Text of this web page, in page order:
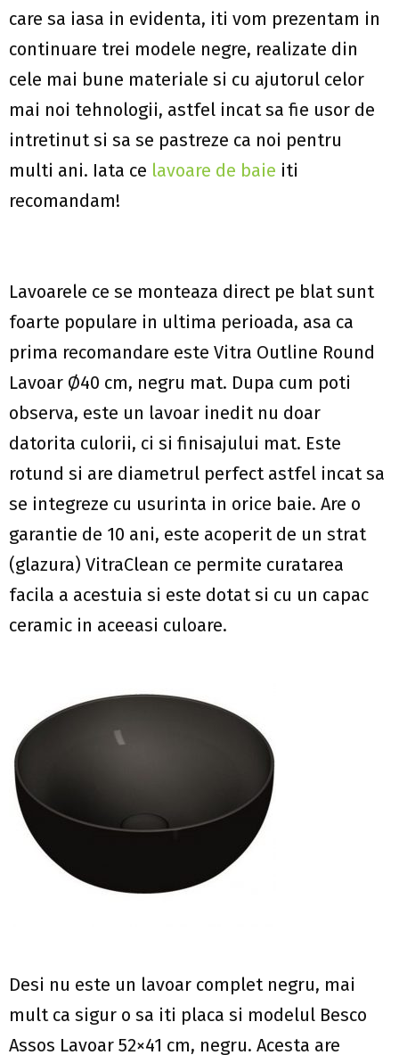
care sa iasa in evidenta, iti vom prezentam in
continuare trei modele negre, realizate din
cele mai bune materiale si cu ajutorul celor
mai noi tehnologii, astfel incat sa fie usor de
intretinut si sa se pastreze ca noi pentru
multi ani. Iata ce lavoare de baie iti
recomandam!
Lavoarele ce se monteaza direct pe blat sunt
foarte populare in ultima perioada, asa ca
prima recomandare este Vitra Outline Round
Lavoar Ø40 cm, negru mat. Dupa cum poti
observa, este un lavoar inedit nu doar
datorita culorii, ci si finisajului mat. Este
rotund si are diametrul perfect astfel incat sa
se integreze cu usurinta in orice baie. Are o
garantie de 10 ani, este acoperit de un strat
(glazura) VitraClean ce permite curatarea
facila a acestuia si este dotat si cu un capac
ceramic in aceeasi culoare.
Desi nu este un lavoar complet negru, mai
mult ca sigur o sa iti placa si modelul Besco
Assos Lavoar 52×41 cm, negru. Acesta are